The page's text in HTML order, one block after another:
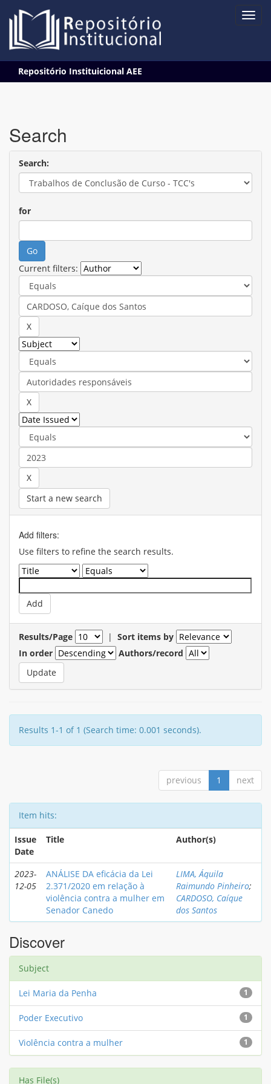
navigation
Repositório Instituicional AEE
Search
Search:
for
Current filters:
Start a new search
Add filters:
Use filters to refine the search results.
Results/Page | Sort items by
In order
Authors/record
Results 1-1 of 1 (Search time: 0.001 seconds).
previous 1 next
Item hits:
Issue
Date
Title Author(s)
2023-
12-05
ANÁLISE DA eficácia da Lei
2.371/2020 em relação à
violência contra a mulher em
Senador Canedo
LIMA, Áquila
Raimundo Pinheiro;
CARDOSO, Caíque
dos Santos
Discover
Subject
1
Lei Maria da Penha
1
Poder Executivo
1
Violência contra a mulher
Has File(s)